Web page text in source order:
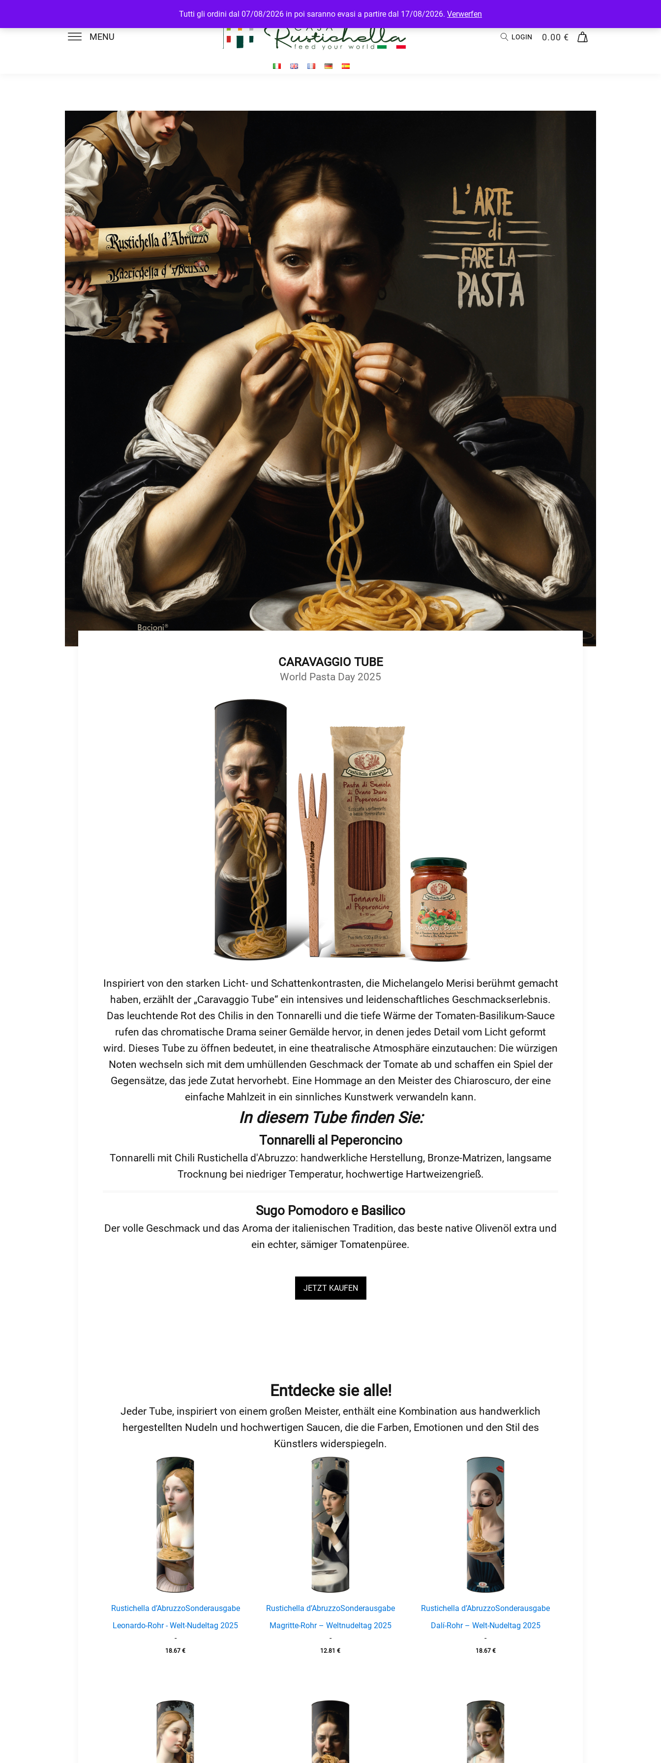
Tutti gli ordini dal 07/08/2026 in poi saranno evasi a partire dal 17/08/2026. Verwerfen
MENU LOGIN 0.00 €
CARAVAGGIO TUBE
World Pasta Day 2025
Inspiriert von den starken Licht- und Schattenkontrasten, die Michelangelo Merisi berühmt gemacht
haben, erzählt der „Caravaggio Tube“ ein intensives und leidenschaftliches Geschmackserlebnis.
Das leuchtende Rot des Chilis in den Tonnarelli und die tiefe Wärme der Tomaten-Basilikum-Sauce
rufen das chromatische Drama seiner Gemälde hervor, in denen jedes Detail vom Licht geformt
wird. Dieses Tube zu öffnen bedeutet, in eine theatralische Atmosphäre einzutauchen: Die würzigen
Noten wechseln sich mit dem umhüllenden Geschmack der Tomate ab und schaffen ein Spiel der
Gegensätze, das jede Zutat hervorhebt. Eine Hommage an den Meister des Chiaroscuro, der eine
einfache Mahlzeit in ein sinnliches Kunstwerk verwandeln kann.
In diesem Tube finden Sie:
Tonnarelli al Peperoncino
Tonnarelli mit Chili Rustichella d'Abruzzo: handwerkliche Herstellung, Bronze-Matrizen, langsame
Trocknung bei niedriger Temperatur, hochwertige Hartweizengrieß.
Sugo Pomodoro e Basilico
Der volle Geschmack und das Aroma der italienischen Tradition, das beste native Olivenöl extra und
ein echter, sämiger Tomatenpüree.
JETZT KAUFEN
Entdecke sie alle!
Jeder Tube, inspiriert von einem großen Meister, enthält eine Kombination aus handwerklich
hergestellten Nudeln und hochwertigen Saucen, die die Farben, Emotionen und den Stil des
Künstlers widerspiegeln.
Rustichella d’AbruzzoSonderausgabe
Leonardo-Rohr - Welt-Nudeltag 2025
-
18.67€
Rustichella d’AbruzzoSonderausgabe
Magritte-Rohr – Weltnudeltag 2025
-
12.81€
Rustichella d’AbruzzoSonderausgabe
Dalí-Rohr – Welt-Nudeltag 2025
-
18.67 €